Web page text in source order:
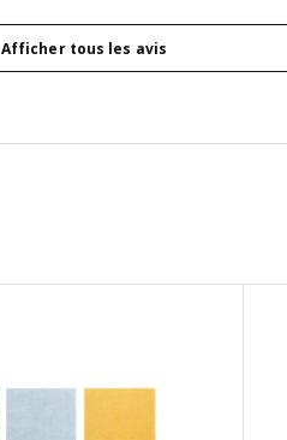
Afficher tous les avis